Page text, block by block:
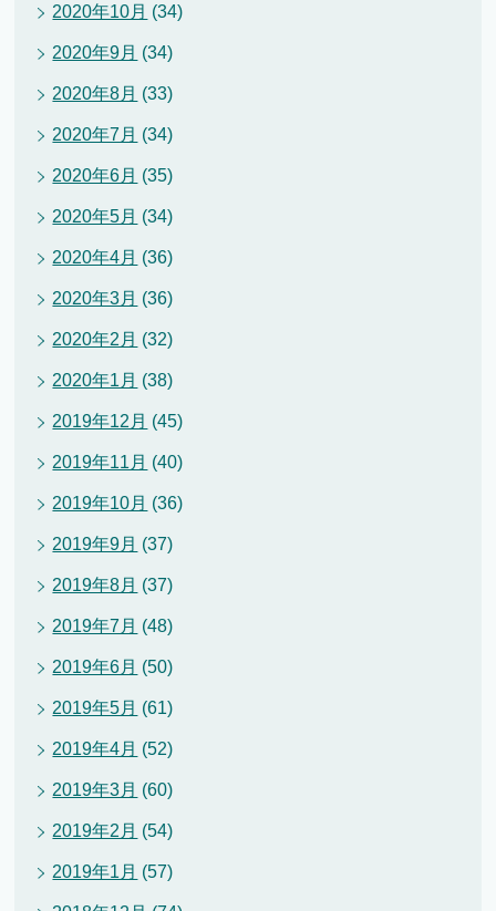
2020年10月 (34)
2020年9月 (34)
2020年8月 (33)
2020年7月 (34)
2020年6月 (35)
2020年5月 (34)
2020年4月 (36)
2020年3月 (36)
2020年2月 (32)
2020年1月 (38)
2019年12月 (45)
2019年11月 (40)
2019年10月 (36)
2019年9月 (37)
2019年8月 (37)
2019年7月 (48)
2019年6月 (50)
2019年5月 (61)
2019年4月 (52)
2019年3月 (60)
2019年2月 (54)
2019年1月 (57)